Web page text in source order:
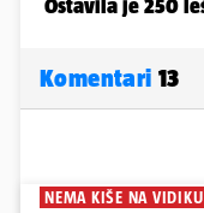
Komentari 13
NEMA KIŠE NA VIDIKU